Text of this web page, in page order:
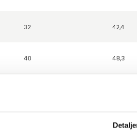
32 42,4
40 48,3
76,1